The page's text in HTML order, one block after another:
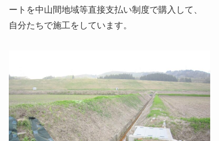
ートを中山間地域等直接支払い制度で購入して、
自分たちで施工をしています。